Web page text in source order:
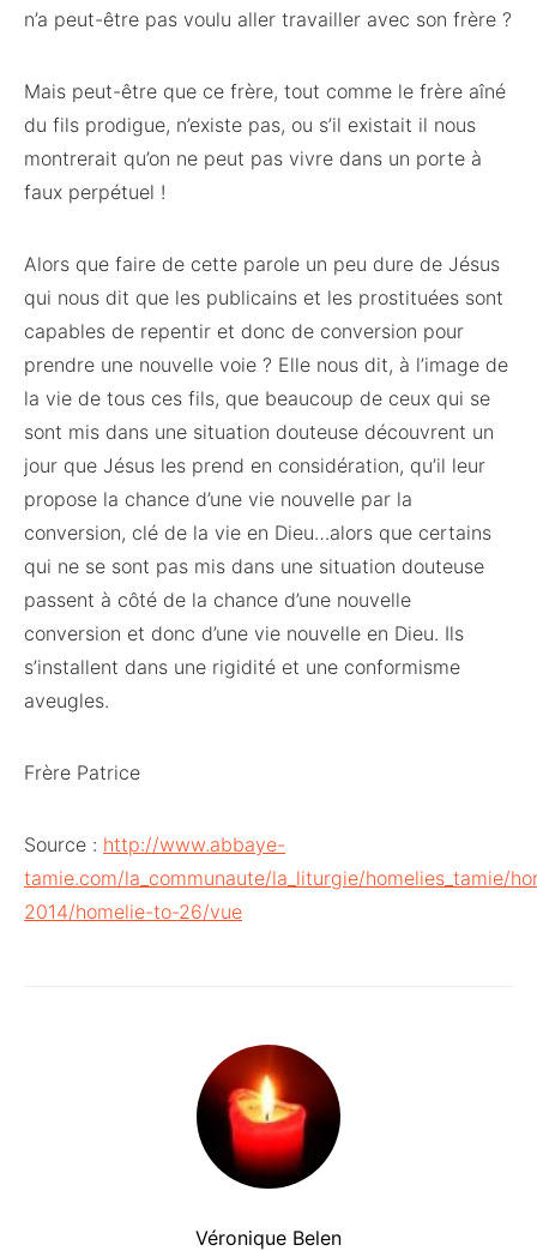
n’a peut-être pas voulu aller travailler avec son frère ?
Mais peut-être que ce frère, tout comme le frère aîné
du fils prodigue, n’existe pas, ou s’il existait il nous
montrerait qu’on ne peut pas vivre dans un porte à
faux perpétuel !
Alors que faire de cette parole un peu dure de Jésus
qui nous dit que les publicains et les prostituées sont
capables de repentir et donc de conversion pour
prendre une nouvelle voie ? Elle nous dit, à l’image de
la vie de tous ces fils, que beaucoup de ceux qui se
sont mis dans une situation douteuse découvrent un
jour que Jésus les prend en considération, qu’il leur
propose la chance d’une vie nouvelle par la
conversion, clé de la vie en Dieu…alors que certains
qui ne se sont pas mis dans une situation douteuse
passent à côté de la chance d’une nouvelle
conversion et donc d’une vie nouvelle en Dieu. Ils
s’installent dans une rigidité et une conformisme
aveugles.
Frère Patrice
Source : http://www.abbaye-
tamie.com/la_communaute/la_liturgie/homelies_tamie/
2014/homelie-to-26/vue
Véronique Belen